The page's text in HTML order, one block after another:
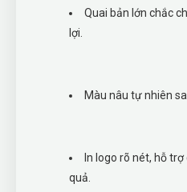
Quai bản lớn chắc
lợi.
Màu nâu tự nhiên
In logo rõ nét, hỗ
quả.